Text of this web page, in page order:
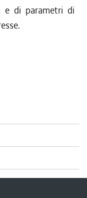
e di parametri di